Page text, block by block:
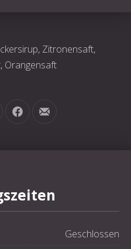
Zitronensaft,
Orangensaft
Share on Facebook
Share by Email
Geschlossen